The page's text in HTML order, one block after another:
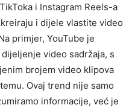
i Instagram Reels-a
i dijele vlastite video
primjer, YouTube je
video sadržaja, s
brojem video klipova
Ovaj trend nije samo
informacije, već je